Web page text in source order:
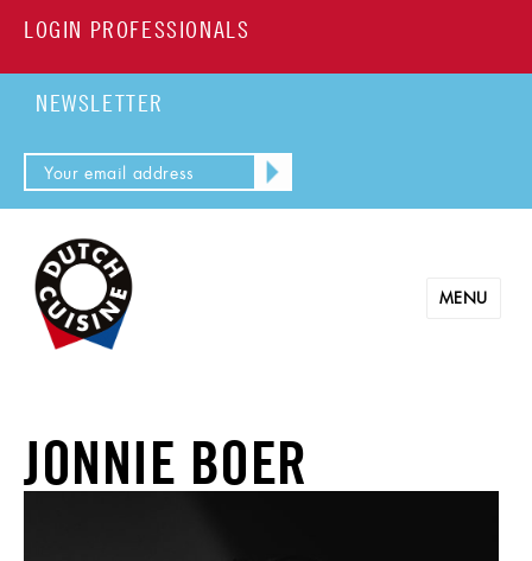
LOGIN PROFESSIONALS
NEWSLETTER
MENU
JONNIE BOER